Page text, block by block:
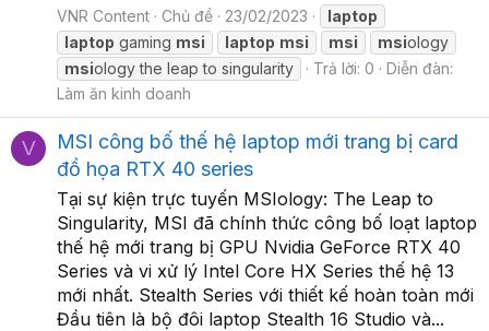
VNR Content Chủ đề 23/02/2023
laptop
laptop gaming msi laptop msi msi msiology
msiology the leap to singularity Trả lời: 0
Diễn đàn:
Làm ăn kinh doanh
V
MSI công bố thế hệ laptop mới trang bị card
đồ họa RTX 40 series
Tại sự kiện trực tuyến MSIology: The Leap to
Singularity, MSI đã chính thức công bố loạt laptop
thế hệ mới trang bị GPU Nvidia GeForce RTX 40
Series và vi xử lý Intel Core HX Series thế hệ 13
mới nhất. Stealth Series với thiết kế hoàn toàn mới
Đầu tiên là bộ đôi laptop Stealth 16 Studio và...